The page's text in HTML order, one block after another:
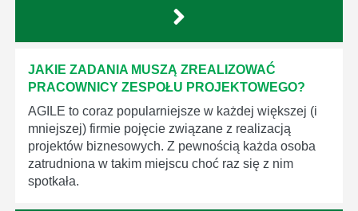
JAKIE ZADANIA MUSZĄ ZREALIZOWAĆ
PRACOWNICY ZESPOŁU PROJEKTOWEGO?
AGILE to coraz popularniejsze w każdej większej (i
mniejszej) firmie pojęcie związane z realizacją
projektów biznesowych. Z pewnością każda osoba
zatrudniona w takim miejscu choć raz się z nim
spotkała.